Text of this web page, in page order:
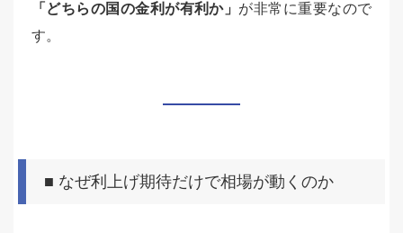
「どちらの国の金利が有利か」 が非常に重要なので
す。
■ なぜ利上げ期待だけで相場が動くのか